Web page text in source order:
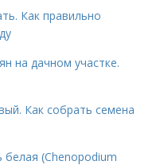
Как правильно
на дачном участке.
Как собрать семена
(Chenopodium